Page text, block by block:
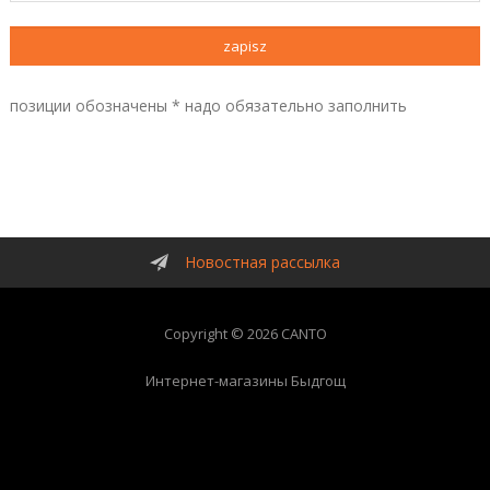
позиции обозначены * надо обязательно заполнить
Новостная рассылка
Copyright © 2026 CANTO
Интернет-магазины Быдгощ